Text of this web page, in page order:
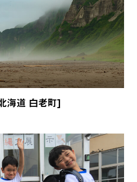
海道 白老町]